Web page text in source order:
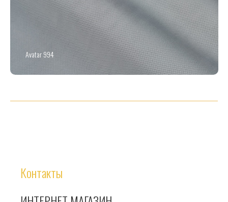
Avatar 994
Контакты